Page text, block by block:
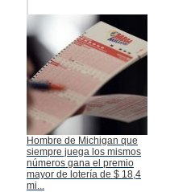
Hombre de Michigan que
siempre juega los mismos
números gana el premio
mayor de lotería de $ 18,4
mi...